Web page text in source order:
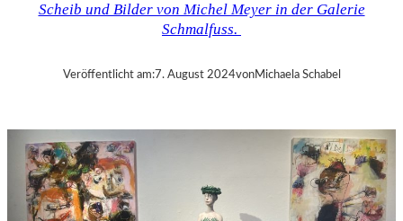
Scheib und Bilder von Michel Meyer in der Galerie
Schmalfuss.
Veröffentlicht am:7. August 2024vonMichaela Schabel